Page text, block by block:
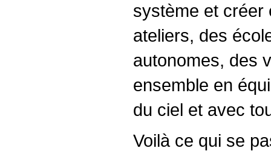
système et créer
ateliers, des
autonomes, des
ensemble en
du ciel et avec
Voilà ce qui se